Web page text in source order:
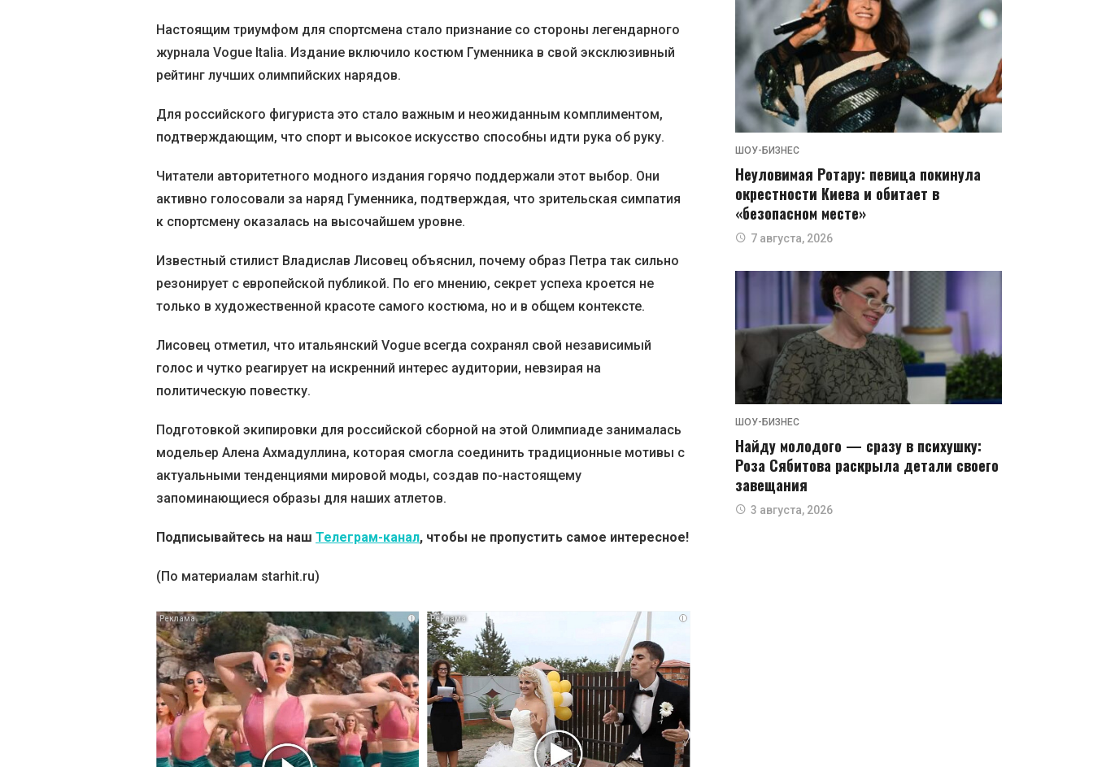
Настоящим триумфом для спортсмена стало признание со стороны легендарного
журнала Vogue Italia. Издание включило костюм Гуменника в свой эксклюзивный
рейтинг лучших олимпийских нарядов.
Для российского фигуриста это стало важным и неожиданным комплиментом,
подтверждающим, что спорт и высокое искусство способны идти рука об руку.
Читатели авторитетного модного издания горячо поддержали этот выбор. Они
активно голосовали за наряд Гуменника, подтверждая, что зрительская симпатия
к спортсмену оказалась на высочайшем уровне.
Известный стилист Владислав Лисовец объяснил, почему образ Петра так сильно
резонирует с европейской публикой. По его мнению, секрет успеха кроется не
только в художественной красоте самого костюма, но и в общем контексте.
Лисовец отметил, что итальянский Vogue всегда сохранял свой независимый
голос и чутко реагирует на искренний интерес аудитории, невзирая на
политическую повестку.
Подготовкой экипировки для российской сборной на этой Олимпиаде занималась
модельер Алена Ахмадуллина, которая смогла соединить традиционные мотивы с
актуальными тенденциями мировой моды, создав по-настоящему
запоминающиеся образы для наших атлетов.
Подписывайтесь на наш Телеграм-канал, чтобы не пропустить самое интересное!
(По материалам starhit.ru)
i i
ШОУ-БИЗНЕС
Неуловимая Ротару: певица покинула
окрестности Киева и обитает в
«безопасном месте»
7 августа, 2026
ШОУ-БИЗНЕС
Найду молодого — сразу в психушку:
Роза Сябитова раскрыла детали своего
завещания
3 августа, 2026